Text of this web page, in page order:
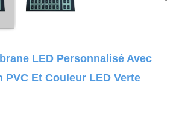
LED Personnalisé Avec
PVC Et Couleur LED Verte